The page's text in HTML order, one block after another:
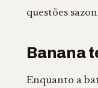
questões
Banana
Enquanto a